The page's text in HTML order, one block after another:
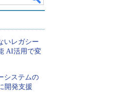
いレガシー
AI活用で変
システムの
開発支援